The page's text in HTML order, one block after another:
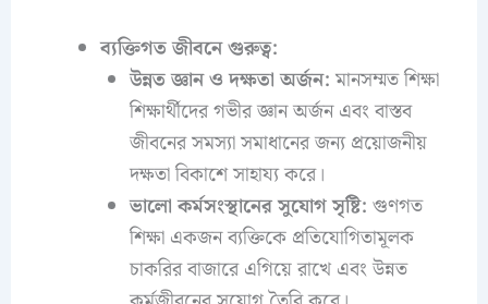
ব্যক্তিগত জীবনে গুরুত্ব:
উন্নত জ্ঞান ও দক্ষতা অর্জন: মানসম্মত শিক্ষা
শিক্ষার্থীদের গভীর জ্ঞান অর্জন এবং বাস্তব
জীবনের সমস্যা সমাধানের জন্য প্রয়োজনীয়
দক্ষতা বিকাশে সাহায্য করে।
ভালো কর্মসংস্থানের সুযোগ সৃষ্টি: গুণগত
শিক্ষা একজন ব্যক্তিকে প্রতিযোগিতামূলক
চাকরির বাজারে এগিয়ে রাখে এবং উন্নত